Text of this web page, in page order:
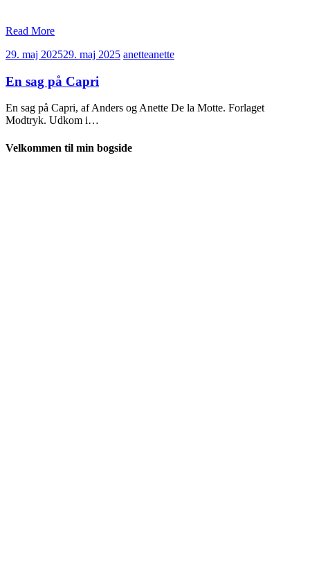
Read More
29. maj 202529. maj 2025 anetteanette
En sag på Capri
En sag på Capri, af Anders og Anette De la Motte. Forlaget
Modtryk. Udkom i…
Velkommen til min bogside